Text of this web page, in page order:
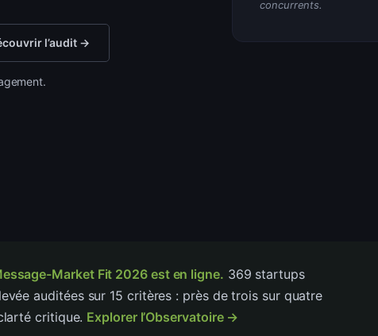
l’audit →
Market Fit 2026 est en ligne. 369 startups
auditées sur 15 critères : près de trois sur quatre
critique. Explorer l’Observatoire →